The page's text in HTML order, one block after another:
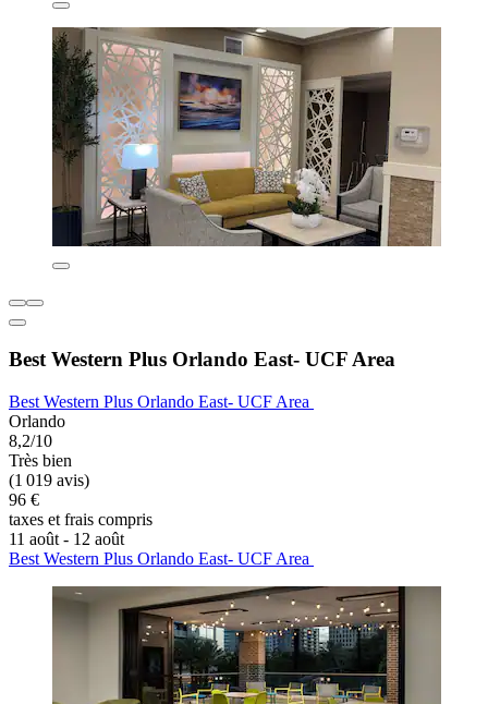
Best Western Plus Orlando East- UCF Area
Best Western Plus Orlando East- UCF Area
Orlando
8,2/10
Très bien
(1 019 avis)
96 €
taxes et frais compris
11 août - 12 août
Best Western Plus Orlando East- UCF Area